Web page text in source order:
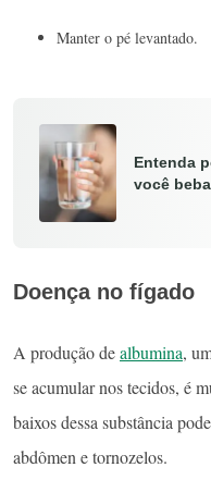
Manter o pé levantado.
Entenda
você
Doença no fígado
A produção dealbumina,
se acumular nos tecidos, é
baixos dessa substância
abdômen e tornozelos.